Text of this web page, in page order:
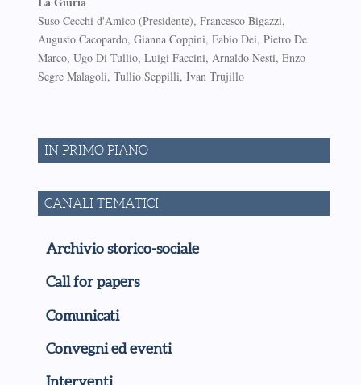
Suso Cecchi d'Amico (Presidente), Francesco Bigazzi,
Augusto Cacopardo, Gianna Coppini, Fabio Dei, Pietro De
Marco, Ugo Di Tullio, Luigi Faccini, Arnaldo Nesti, Enzo
Segre Malagoli, Tullio Seppilli, Ivan Trujillo
IN PRIMO PIANO
CANALI TEMATICI
Archivio storico-sociale
Call for papers
Comunicati
Convegni ed eventi